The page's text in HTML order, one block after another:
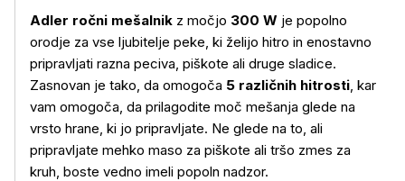
Adler ročni mešalnik z močjo 300 W je popolno
orodje za vse ljubitelje peke, ki želijo hitro in enostavno
pripravljati razna peciva, piškote ali druge sladice.
Zasnovan je tako, da omogoča 5 različnih hitrosti, kar
vam omogoča, da prilagodite moč mešanja glede na
vrsto hrane, ki jo pripravljate. Ne glede na to, ali
pripravljate mehko maso za piškote ali tršo zmes za
kruh, boste vedno imeli popoln nadzor.